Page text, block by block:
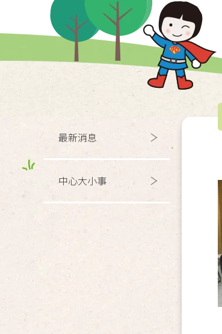
最新消息
中心大小事